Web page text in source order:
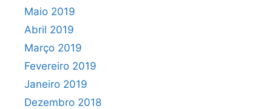
Maio 2019
Abril 2019
Março 2019
Fevereiro 2019
Janeiro 2019
Dezembro 2018